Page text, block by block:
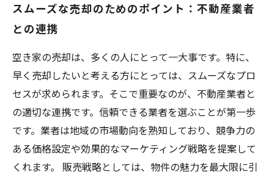
スムーズな売却のためのポイント：不動産業者
との連携
空き家の売却は、多くの人にとって一大事です。特に、
早く売却したいと考える方にとっては、スムーズなプロ
セスが求められます。そこで重要なのが、不動産業者と
の適切な連携です。信頼できる業者を選ぶことが第一歩
です。業者は地域の市場動向を熟知しており、競争力の
ある価格設定や効果的なマーケティング戦略を提案して
くれます。 販売戦略としては、物件の魅力を最大限に引